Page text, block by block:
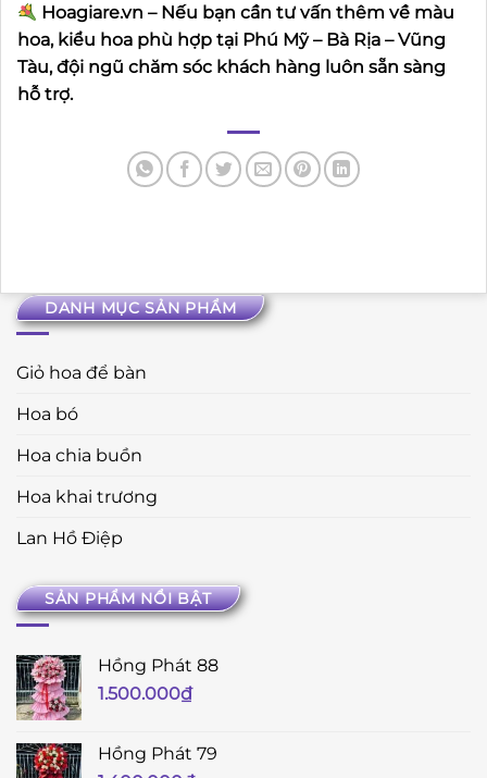
DANH MỤC SẢN PHẨM
Giỏ hoa để bàn
Hoa bó
Hoa chia buồn
Hoa khai trương
Lan Hồ Điệp
SẢN PHẨM NỔI BẬT
Hồng Phát 88
1.500.000₫
Hồng Phát 79
Hoagiare.vn – Nếu bạn cần tư vấn thêm về màu
hoa, kiểu hoa phù hợp tại Phú Mỹ – Bà Rịa – Vũng
Tàu, đội ngũ chăm sóc khách hàng luôn sẵn sàng
hỗ trợ.